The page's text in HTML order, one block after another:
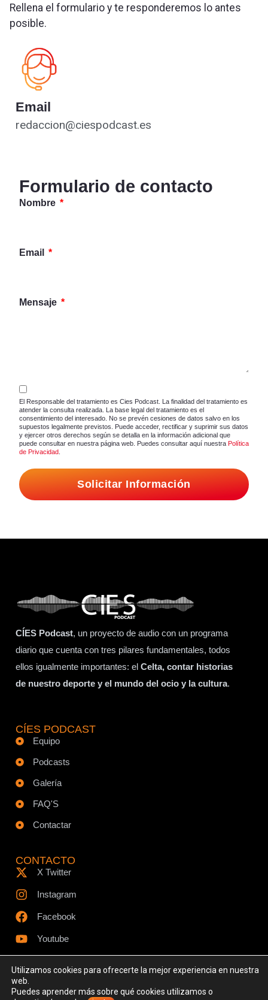
Rellena el formulario y te responderemos lo antes
posible.
Email
redaccion@ciespodcast.es
Formulario de contacto
Nombre
Email
Mensaje
El Responsable del tratamiento es Cies Podcast. La finalidad del tratamiento es
atender la consulta realizada. La base legal del tratamiento es el
consentimiento del interesado. No se prevén cesiones de datos salvo en los
supuestos legalmente previstos. Puede acceder, rectificar y suprimir sus datos
y ejercer otros derechos según se detalla en la información adicional que
puede consultar en nuestra página web. Puedes consultar aquí nuestra Política
de Privacidad
Solicitar Información
CÍES Podcast, un proyecto de audio con un programa
diario que cuenta con tres pilares fundamentales, todos
ellos igualmente importantes: el Celta, contar historias
de nuestro deporte y el mundo del ocio y la cultura.
CÍES PODCAST
Equipo
Podcasts
Galería
FAQ'S
Contactar
CONTACTO
X Twitter
Instagram
Facebook
Youtube
Utilizamos cookies para ofrecerte la mejor experiencia en nuestra
web.
Puedes aprender más sobre qué cookies utilizamos o